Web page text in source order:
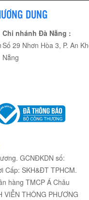
DUNG
Chi nhánh Đà Nẵng :
Số 29 Nhơn Hòa 3, P. An
Nẵng
GCNĐKDN số:
Cấp: SKH&ĐT TPHCM.
hàng TMCP Á Châu
VIỄN THÔNG PHƯƠNG